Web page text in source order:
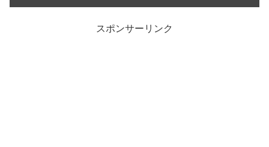
スポンサーリンク